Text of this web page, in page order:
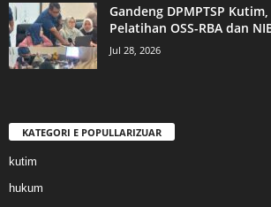
Gandeng DPMPTSP
Pelatihan OSS-RBA dan
Jul 28, 2026
KATEGORI E POPULLARIZUAR
kutim
hukum